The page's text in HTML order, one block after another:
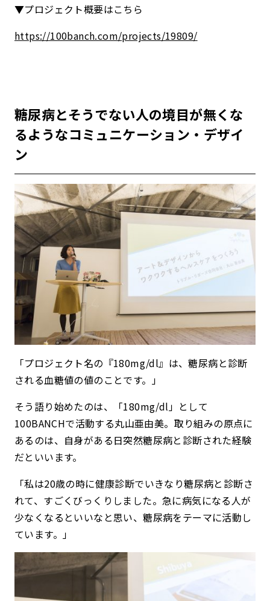
▼プロジェクト概要はこちら
https://100banch.com/projects/19809/
糖尿病とそうでない人の境目が無くな
るようなコミュニケーション・デザイ
ン
「プロジェクト名の『180mg/dl』は、糖尿病と診断
される血糖値の値のことです。」
そう語り始めたのは、「180mg/dl」として
100BANCHで活動する丸山亜由美。取り組みの原点に
あるのは、自身がある日突然糖尿病と診断された経験
だといいます。
「私は20歳の時に健康診断でいきなり糖尿病と診断さ
れて、すごくびっくりしました。急に病気になる人が
少なくなるといいなと思い、糖尿病をテーマに活動し
ています。」